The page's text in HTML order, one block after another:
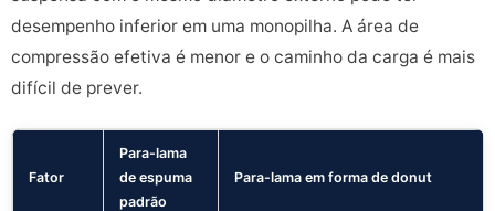
desempenho inferior em uma monopilha. A área de
compressão efetiva é menor e o caminho da carga é mais
difícil de prever.
Fator
Para-lama
de espuma
padrão
Para-lama em forma de donut